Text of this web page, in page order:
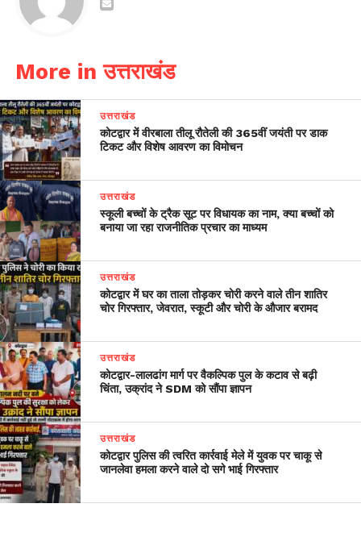
More in उत्तराखंड
उत्तराखंड
कोटद्वार में वीरबाला तीलू रौतेली की 365वीं जयंती पर डाक
टिकट और विशेष आवरण का विमोचन
उत्तराखंड
स्कूली बच्चों के ट्रैक सूट पर विधायक का नाम, क्या बच्चों को
बनाया जा रहा राजनीतिक प्रचार का माध्यम
उत्तराखंड
कोटद्वार में घर का ताला तोड़कर चोरी करने वाले तीन शातिर
चोर गिरफ्तार, जेवरात, स्कूटी और चोरी के औजार बरामद
उत्तराखंड
​कोटद्वार-लालढांग मार्ग पर वैकल्पिक पुल के कटाव से बढ़ी
चिंता, उक्रांद ने SDM को सौंपा ज्ञापन
उत्तराखंड
कोटद्वार पुलिस की त्वरित कार्रवाई मेले में युवक पर चाकू से
जानलेवा हमला करने वाले दो सगे भाई गिरफ्तार